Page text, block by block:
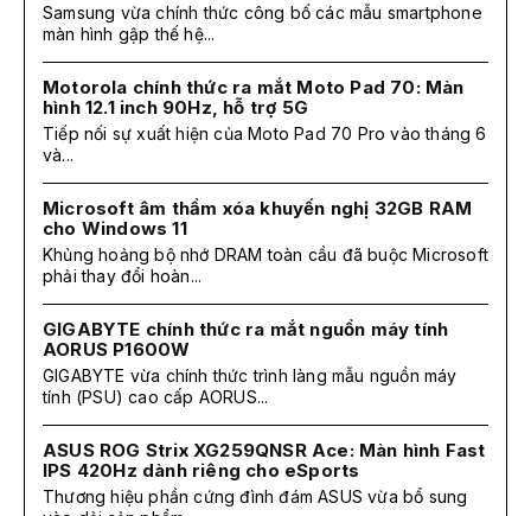
Samsung vừa chính thức công bố các mẫu smartphone
màn hình gập thế hệ...
Motorola chính thức ra mắt Moto Pad 70: Màn
hình 12.1 inch 90Hz, hỗ trợ 5G
Tiếp nối sự xuất hiện của Moto Pad 70 Pro vào tháng 6
và...
Microsoft âm thầm xóa khuyến nghị 32GB RAM
cho Windows 11
Khủng hoảng bộ nhớ DRAM toàn cầu đã buộc Microsoft
phải thay đổi hoàn...
GIGABYTE chính thức ra mắt nguồn máy tính
AORUS P1600W
GIGABYTE vừa chính thức trình làng mẫu nguồn máy
tính (PSU) cao cấp AORUS...
ASUS ROG Strix XG259QNSR Ace: Màn hình Fast
IPS 420Hz dành riêng cho eSports
Thương hiệu phần cứng đình đám ASUS vừa bổ sung